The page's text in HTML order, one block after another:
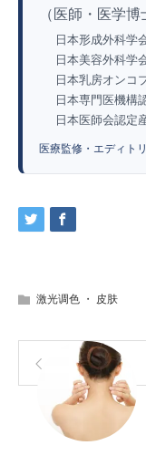
（医師・医学博
日本形成外科学
日本美容外科学
日本乳房オンコ
日本専門医機構
日本医師会認定
医療監修・エディト
激光调色 ・ 皮肤